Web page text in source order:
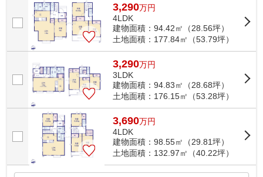
3,290万円
4LDK
建物面積：94.42㎡（28.56坪）
土地面積：177.84㎡（53.79坪）
3,290万円
3LDK
建物面積：94.83㎡（28.68坪）
土地面積：176.15㎡（53.28坪）
3,690万円
4LDK
建物面積：98.55㎡（29.81坪）
土地面積：132.97㎡（40.22坪）